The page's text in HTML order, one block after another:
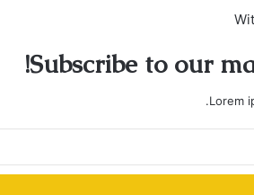
Subscribe to our
Lorem